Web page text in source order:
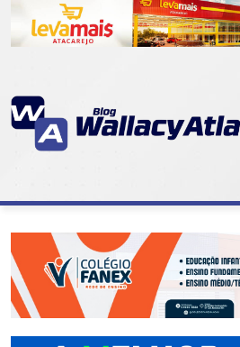
07
DE
ABASTECIMENTO
AÇÃO
SOCIAL